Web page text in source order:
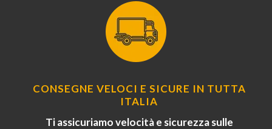
CONSEGNE VELOCI E SICURE IN TUTTA
ITALIA
Ti assicuriamo velocità e sicurezza sulle